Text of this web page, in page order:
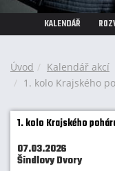
KALENDÁŘ
Úvod
Kalendář akcí
1. kolo Krajského
1. kolo Krajského
07.03.2026
Šindlovy Dvory